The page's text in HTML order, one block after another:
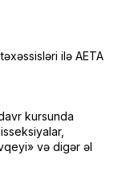
ilə AETA
kursunda
və digər əl